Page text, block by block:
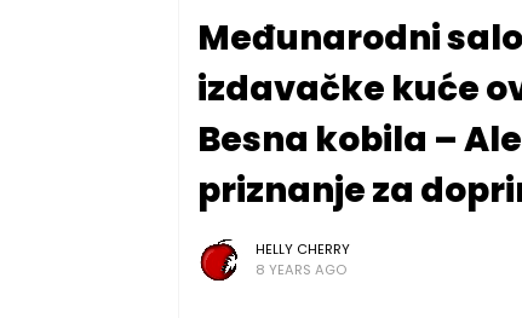
Međunarodni
izdavačke kuće
Besna kobila –
priznanje za
HELLY CHERRY
8 YEARS AGO